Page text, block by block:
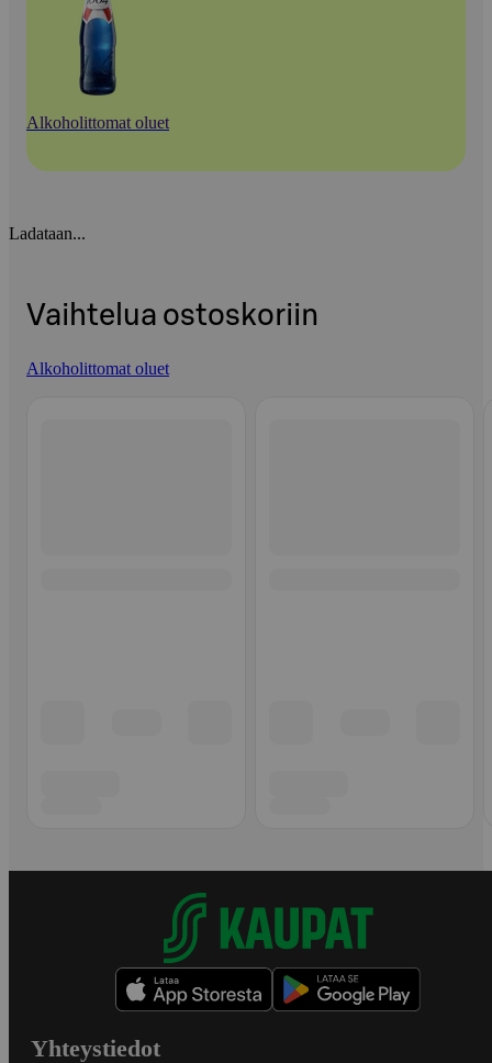
Alkoholittomat oluet
Ladataan...
Vaihtelua ostoskoriin
Alkoholittomat oluet
Yhteystiedot